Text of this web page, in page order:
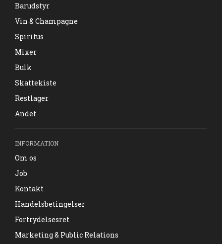
Barudstyr
Vin & Champagne
Spiritus
Mixer
Bulk
Skattekiste
Restlager
Andet
INFORMATION
Om os
Job
Kontakt
Handelsbetingelser
Fortrydelsesret
Marketing & Public Relations